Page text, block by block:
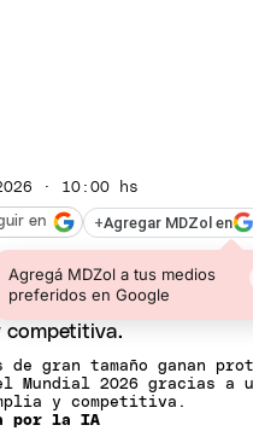
· 10:00 hs
+Agregar MDZol en
Agregá MDZol a tus medios
preferidos en Google
en
gran tamaño ganan
Mundial 2026 gracias a
y competitiva.
por la IA